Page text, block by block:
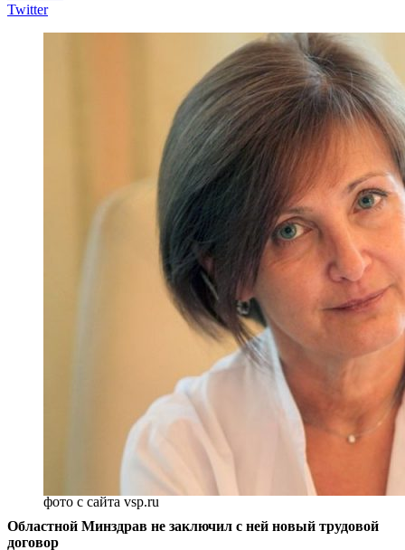
Twitter
фото с cайта vsp.ru
Областной Минздрав не заключил с ней новый трудовой
договор